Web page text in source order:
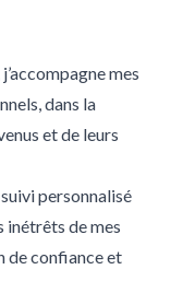
mes
dans la
et de leurs
personnalisé
inétrêts de mes
de confiance et